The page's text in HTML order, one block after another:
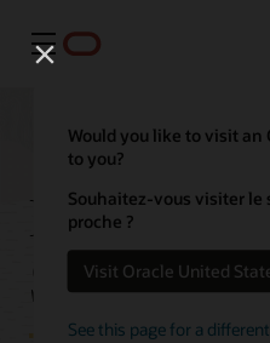
Menu
Would you like to visit
to you?
Souhaitez-vous visiter le
proche ?
Visit Oracle United
See this page for a
Service